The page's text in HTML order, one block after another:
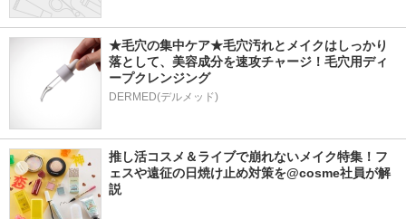
★毛穴の集中ケア★毛穴汚れとメイクはしっかり
落として、美容成分を速攻チャージ！毛穴用ディ
ープクレンジング
DERMED(デルメッド)
推し活コスメ＆ライブで崩れないメイク特集！フ
ェスや遠征の日焼け止め対策を@cosme社員が解
説